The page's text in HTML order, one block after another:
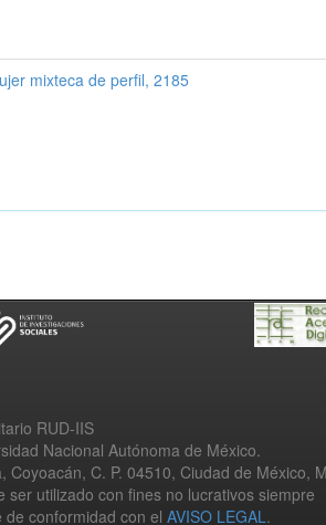
mixteca de perfil, 2185
RUD-IIS
Nacional Autónoma de México.
Coyoacán, C. P. 04510, Ciudad de México,
ser utilizado con fines no lucrativos siempre
conformidad con el AVISO LEGAL.